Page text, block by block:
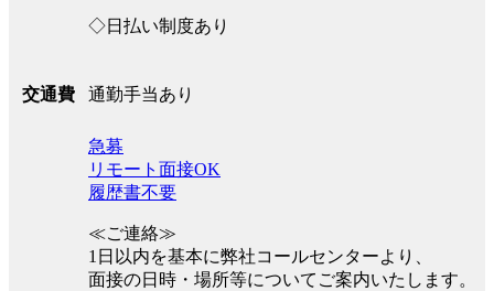
◇日払い制度あり
交通費 通勤手当あり
急募
リモート面接OK
履歴書不要
≪ご連絡≫
1日以内を基本に弊社コールセンターより、
面接の日時・場所等についてご案内いたします。